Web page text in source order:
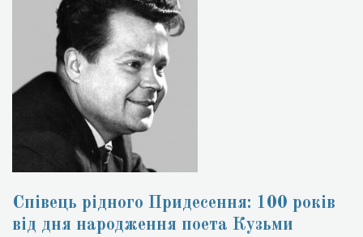
Співець рідного Придесення: 100 років
від дня народження поета Кузьми